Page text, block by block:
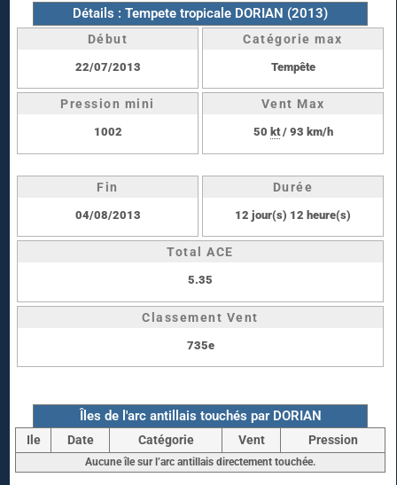
Détails : Tempete tropicale DORIAN (2013)
Début
22/07/2013
Catégorie max
Tempête
Pression mini
1002
Vent Max
50 kt/ 93 km/h
Fin
04/08/2013
Durée
12 jour(s) 12 heure(s)
Total ACE
5.35
Classement Vent
735e
Îles de l'arc antillais touchés par DORIAN
Ile Date Catégorie Vent Pression
Aucune île sur l’arc antillais directement touchée.